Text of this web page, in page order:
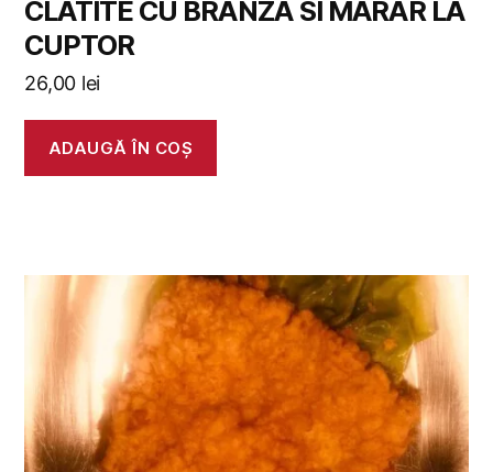
CLATITE CU BRANZA SI MARAR LA
CUPTOR
26,00 lei
ADAUGĂ ÎN COȘ